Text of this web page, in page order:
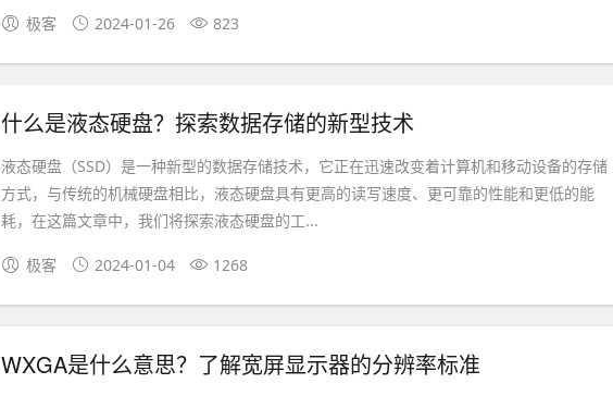
极客 2024-01-26 823
什么是液态硬盘？探索数据存储的新型技术
液态硬盘（SSD）是一种新型的数据存储技术，它正在迅速改变着计算机和移动设备的存储
方式，与传统的机械硬盘相比，液态硬盘具有更高的读写速度、更可靠的性能和更低的能
耗，在这篇文章中，我们将探索液态硬盘的工...
极客 2024-01-04 1268
WXGA是什么意思？了解宽屏显示器的分辨率标准